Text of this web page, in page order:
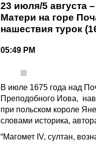
23 июля/5 августа
Матери на горе
нашествия турок
05:49 PM
В июле 1675 года над
Преподобного Иова,
при польском короле
словами историка,
“Магомет IV, султан,